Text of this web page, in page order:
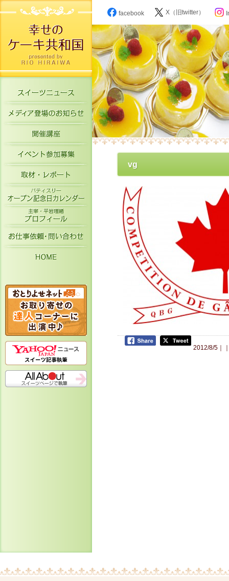
スイーツニュース
メディア登場のお知らせ
開催講座
イベント参加募集
取材・レポート
パティスリーオープン記念日カレン
主宰・平岩理緒プロフィール
お仕事依頼・お問い合わせ
facebook X（旧twitter）
vg
2012/8/5｜